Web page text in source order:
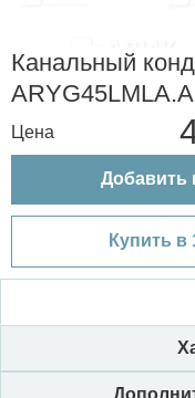
Канальный
Цена
Добавить
Купить в